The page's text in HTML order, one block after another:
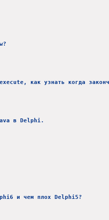
как узнать когда
в Delphi.
и чем плох Delphi5?